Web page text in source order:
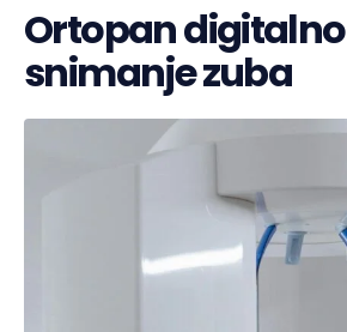
Ortopan digitalno
snimanje zuba